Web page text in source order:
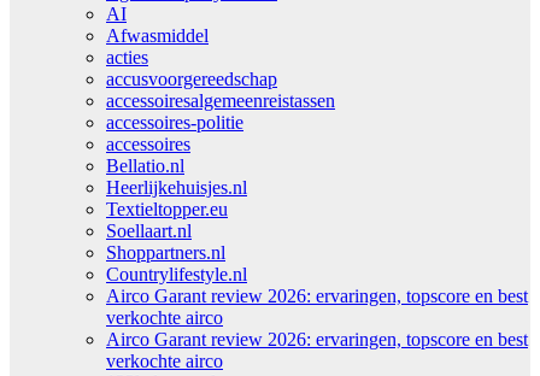
AI
Afwasmiddel
acties
accusvoorgereedschap
accessoiresalgemeenreistassen
accessoires-politie
accessoires
Bellatio.nl
Heerlijkehuisjes.nl
Textieltopper.eu
Soellaart.nl
Shoppartners.nl
Countrylifestyle.nl
Airco Garant review 2026: ervaringen, topscore en best
verkochte airco
Airco Garant review 2026: ervaringen, topscore en best
verkochte airco